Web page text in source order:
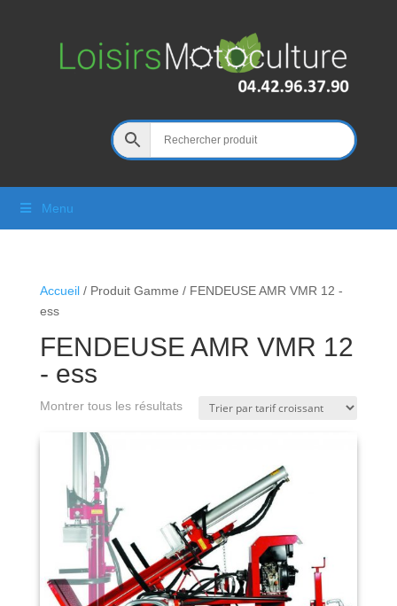
Menu
Accueil/ Produit Gamme / FENDEUSE AMR VMR 12 -
ess
FENDEUSE AMR VMR 12
- ess
Montrer tous les résultats